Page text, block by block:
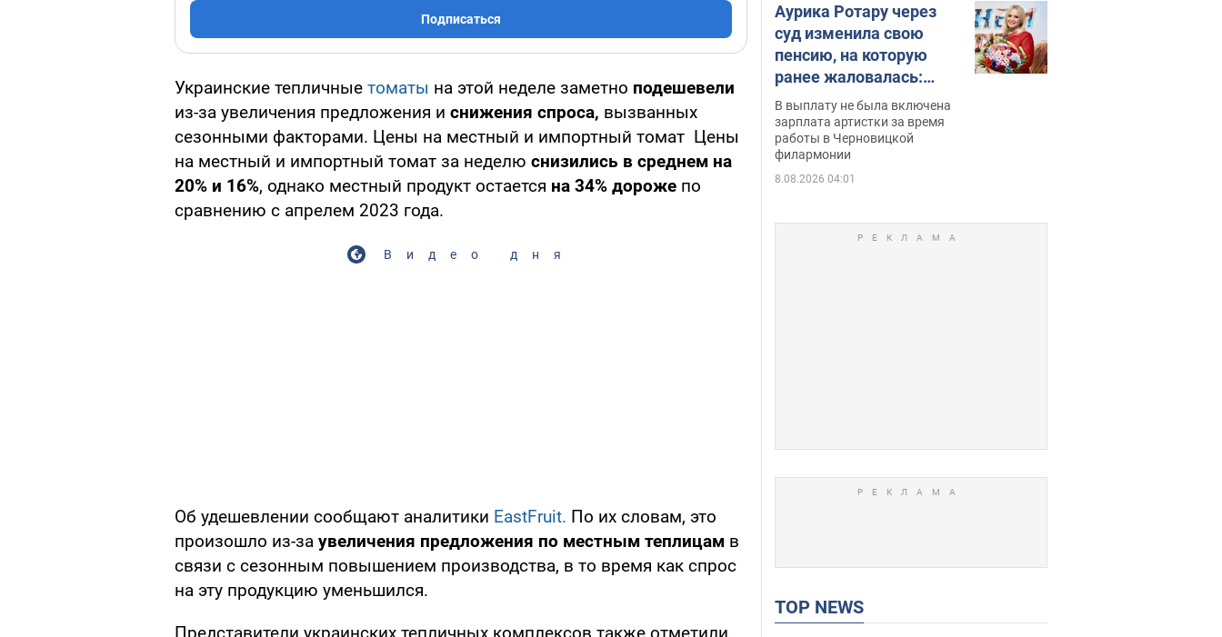
Подписаться
Украинские тепличные томаты на этой неделе заметно подешевели
из-за увеличения предложения и снижения спроса, вызванных
сезонными факторами. Цены на местный и импортный томат Цены
на местный и импортный томат за неделю снизились в среднем на
20% и 16%, однако местный продукт остается на 34% дороже по
сравнению с апрелем 2023 года.
Видео дня
Об удешевлении сообщают аналитики EastFruit. По их словам, это
произошло из-за увеличения предложения по местным теплицам в
связи с сезонным повышением производства, в то время как спрос
на эту продукцию уменьшился.
Аурика Ротару через
суд изменила свою
пенсию, на которую
ранее жаловалась:
сколько получала
певица
В выплату не была включена
зарплата артистки за время
работы в Черновицкой
филармонии
8.08.2026 04:01
TOP NEWS